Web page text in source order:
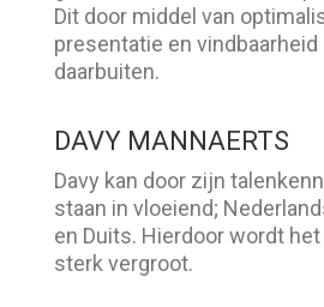
Dit door middel van
presentatie en
daarbuiten.
DAVY MANNAERTS
Davy kan door zijn
staan in vloeiend;
en Duits. Hierdoor wordt
sterk vergroot.